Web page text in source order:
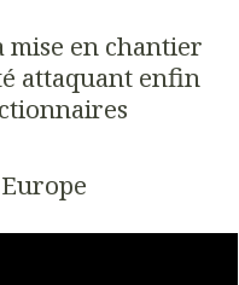
en chantier
attaquant enfin